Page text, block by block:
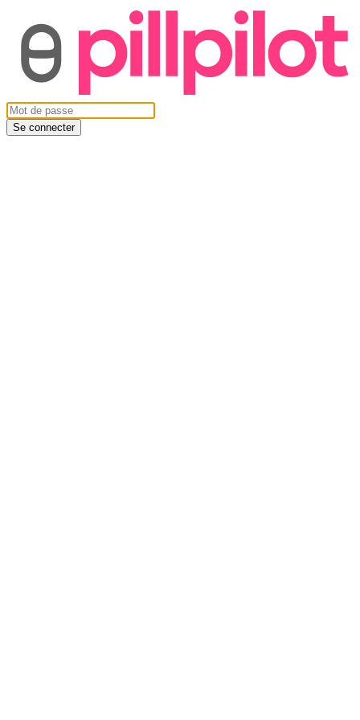
Se connecter